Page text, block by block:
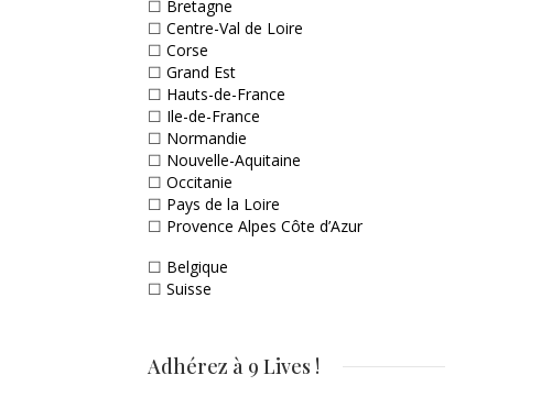
☐ Bretagne
☐ Centre-Val de Loire
☐ Corse
☐ Grand Est
☐ Hauts-de-France
☐ Ile-de-France
☐ Normandie
☐ Nouvelle-Aquitaine
☐ Occitanie
☐ Pays de la Loire
☐ Provence Alpes Côte d’Azur
☐ Belgique
☐ Suisse
Adhérez à 9 Lives !